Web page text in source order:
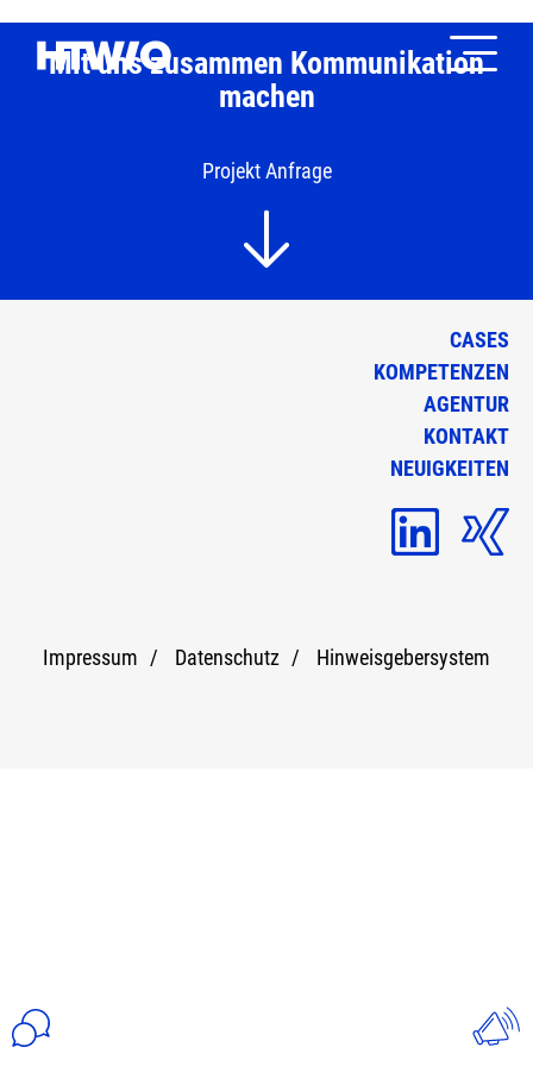
Mit uns zusammen Kommunikation
machen
Projekt Anfrage
CASES
KOMPETENZEN
AGENTUR
KONTAKT
NEUIGKEITEN
Impressum Datenschutz Hinweisgebersystem